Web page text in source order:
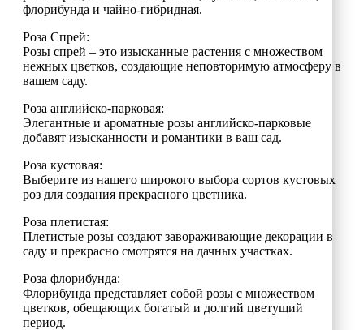
флорибунда и чайно-гибридная.
Роза Спрей:
Розы спрей – это изысканные растения с множеством
нежных цветков, создающие неповторимую атмосферу в
вашем саду.
Роза английско-парковая:
Элегантные и ароматные розы английско-парковые
добавят изысканности и романтики в ваш сад.
Роза кустовая:
Выберите из нашего широкого выбора сортов кустовых
роз для создания прекрасного цветника.
Роза плетистая:
Плетистые розы создают завораживающие декорации в
саду и прекрасно смотрятся на дачных участках.
Роза флорибунда:
Флорибунда представляет собой розы с множеством
цветков, обещающих богатый и долгий цветущий
период.